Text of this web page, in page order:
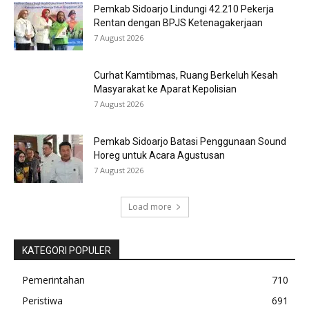
Pemkab Sidoarjo Lindungi 42.210 Pekerja
Rentan dengan BPJS Ketenagakerjaan
7 August 2026
Curhat Kamtibmas, Ruang Berkeluh Kesah
Masyarakat ke Aparat Kepolisian
7 August 2026
Pemkab Sidoarjo Batasi Penggunaan Sound
Horeg untuk Acara Agustusan
7 August 2026
Load more
KATEGORI POPULER
Pemerintahan
710
Peristiwa
691